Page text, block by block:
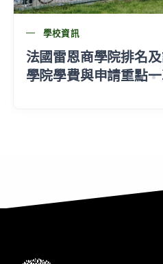
學校資訊
法國雷恩商學院排名
學院學費與申請重點